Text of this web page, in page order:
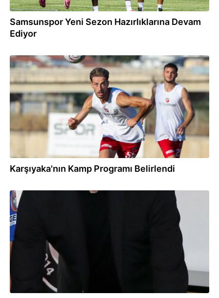
Samsunspor Yeni Sezon Hazırlıklarına Devam
Ediyor
13:01
Karşıyaka'nın Kamp Programı Belirlendi